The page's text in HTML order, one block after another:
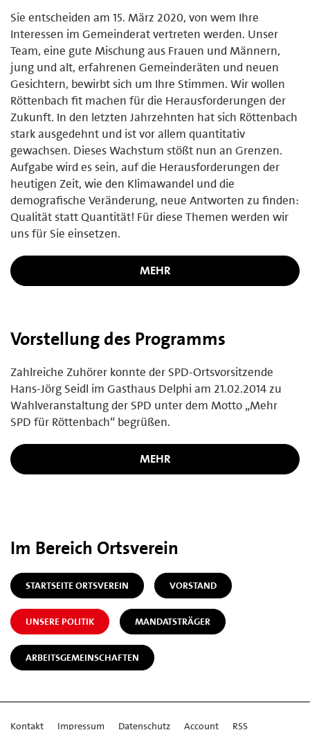
Sie entscheiden am 15. März 2020, von wem Ihre
Interessen im Gemeinderat vertreten werden. Unser
Team, eine gute Mischung aus Frauen und Männern,
jung und alt, erfahrenen Gemeinderäten und neuen
Gesichtern, bewirbt sich um Ihre Stimmen. Wir wollen
Röttenbach fit machen für die Herausforderungen der
Zukunft. In den letzten Jahrzehnten hat sich Röttenbach
stark ausgedehnt und ist vor allem quantitativ
gewachsen. Dieses Wachstum stößt nun an Grenzen.
Aufgabe wird es sein, auf die Herausforderungen der
heutigen Zeit, wie den Klimawandel und die
demografische Veränderung, neue Antworten zu finden:
Qualität statt Quantität! Für diese Themen werden wir
uns für Sie einsetzen.
MEHR
Vorstellung des Programms
Zahlreiche Zuhörer konnte der SPD-Ortsvorsitzende
Hans-Jörg Seidl im Gasthaus Delphi am 21.02.2014 zu
Wahlveranstaltung der SPD unter dem Motto „Mehr
SPD für Röttenbach“ begrüßen.
MEHR
Im Bereich Ortsverein
STARTSEITE ORTSVEREIN VORSTAND
UNSERE POLITIK MANDATSTRÄGER
ARBEITSGEMEINSCHAFTEN
Kontakt Impressum Datenschutz Account RSS